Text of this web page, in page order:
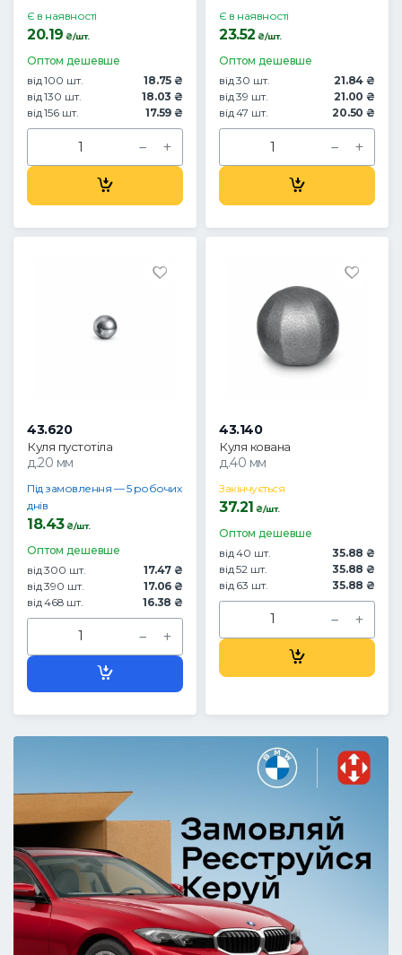
Є в наявності
20.19 ₴/шт.
Оптом дешевше
від 100 шт.
18.75 ₴
від 130 шт.
18.03 ₴
від 156 шт.
17.59 ₴
Є в наявності
23.52 ₴/шт.
Оптом дешевше
від 30 шт.
21.84 ₴
від 39 шт.
21.00 ₴
від 47 шт.
20.50 ₴
43.620
Куля пустотіла
д.20 мм
Під замовлення — 5 робочих
днів
18.43₴/шт.
Оптом дешевше
від 300 шт.
17.47 ₴
від 390 шт.
17.06 ₴
від 468 шт.
16.38 ₴
43.140
Куля кована
д.40 мм
Закінчується
37.21 ₴/шт.
Оптом дешевше
від 40 шт.
35.88 ₴
від 52 шт.
35.88 ₴
від 63 шт.
35.88 ₴